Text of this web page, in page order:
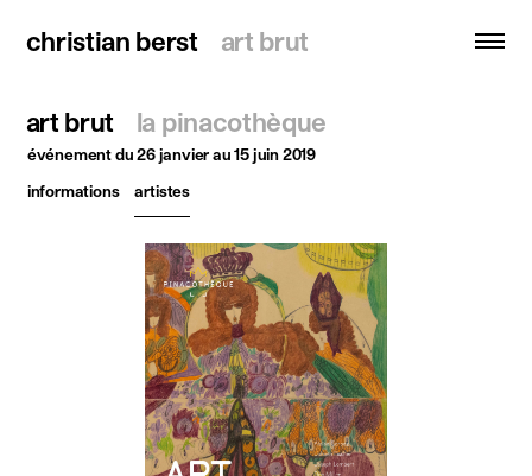
christian berst art brut
christian berst art brut
recherche
accueil
expositions
actualités
publications
ressources
à propos
art brut la pinacothèque
événementdu 26 janvier au 15 juin 2019
informations
artistes